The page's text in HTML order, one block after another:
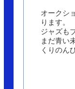
オークシ
ります。
ジャズも
まだ青い
くりのん